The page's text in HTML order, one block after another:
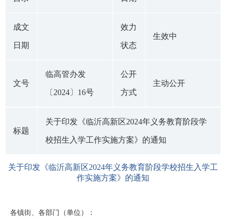
成文
日期
效力
状态
生效中
文号
临高管办发
〔2024〕16号
公开
方式
主动公开
标题
关于印发《临沂高新区2024年义务教育阶段学
校招生入学工作实施方案》的通知
关于印发《临沂高新区2024年义务教育阶段学校招生入学工
作实施方案》的通知
各镇街、各部门（单位）：